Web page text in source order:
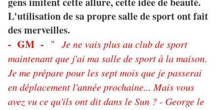
L'utilisation de sa propre salle de sport ont fait
des merveilles.
- GM - " Je ne vais plus au club de sport
maintenant que j'ai ma salle de sport à la maison.
Je me prépare pour les sept mois que je passerai
en déplacement l'année prochaine... Mais vous
avez vu ce qu'ils ont dit dans le Sun ? - George le